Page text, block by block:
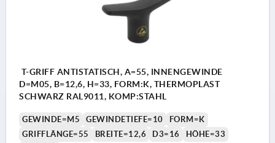
T-GRIFF ANTISTATISCH, A=55, INNENGEWINDE
D=M05, B=12,6, H=33, FORM:K, THERMOPLAST
SCHWARZ RAL9011, KOMP:STAHL
GEWINDE=M5 GEWINDETIEFE=10
FORM=K
GRIFFLÄNGE=55
BREITE=12,6 D3=16
HÖHE=33